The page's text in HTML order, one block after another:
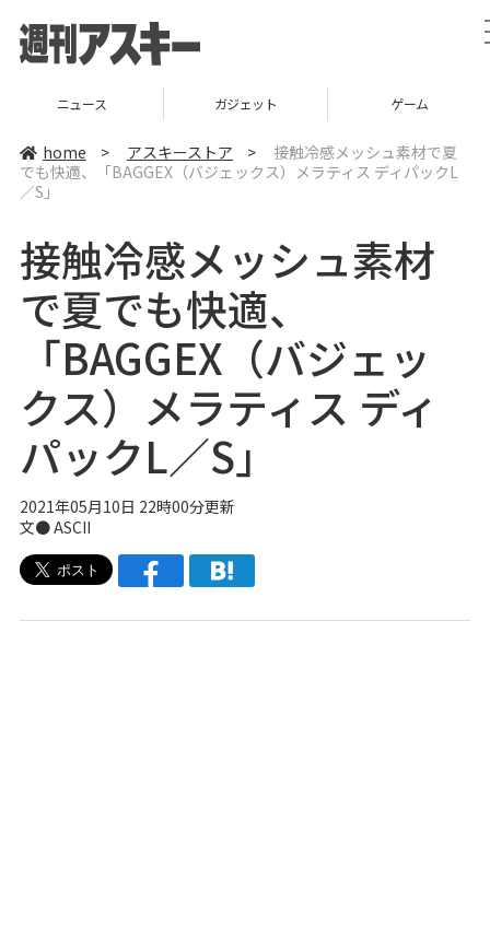
ニュース ガジェット ゲーム
home > アスキーストア >
接触冷感メッシュ素材で夏
でも快適、「BAGGEX（バジェックス）メラティス ディパックL
／S」
接触冷感メッシュ素材
で夏でも快適、
「BAGGEX（バジェッ
クス）メラティス ディ
パックL／S」
2021年05月10日 22時00分更新
文● ASCII